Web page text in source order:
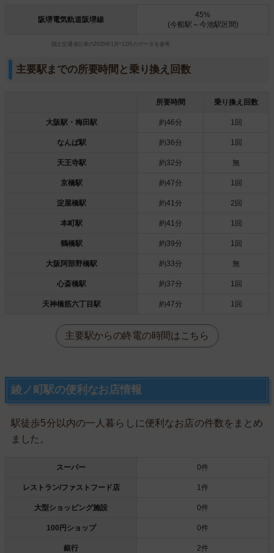
阪堺電気軌道阪堺線
45%
(今船駅～今池駅区間)
国土交通省公表の2015年1月~12月のデータを参考
主要駅までの所要時間と乗り換え回数
所要時間 乗り換え回数
大阪駅・梅田駅 約46分 1回
なんば駅 約36分 1回
天王寺駅 約32分 無
京橋駅 約47分 1回
淀屋橋駅 約41分 2回
本町駅 約41分 1回
鶴橋駅 約39分 1回
大阪阿部野橋駅 約33分 無
心斎橋駅 約37分 1回
天神橋筋六丁目駅 約47分 1回
主要駅からの終電の時間はこちら
綾ノ町駅の便利なお店情報
駅徒歩5分以内の一人暮らしに便利なお店の件数をまとめ
ました。
スーパー 0件
レストラン/ファストフード店 1件
大型ショッピング施設 0件
100円ショップ 0件
銀行 2件